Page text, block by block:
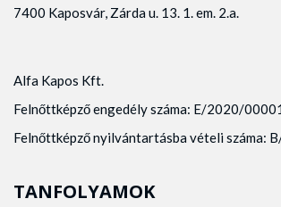
7400 Kaposvár, Zárda u. 13. 1. em. 2.a.
Alfa Kapos Kft.
Felnőttképző engedély száma: E/2020/
Felnőttképző nyilvántartásba vételi száma:
TANFOLYAMOK